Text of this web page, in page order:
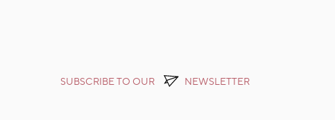
SUBSCRIBE TO OUR NEWSLETTER